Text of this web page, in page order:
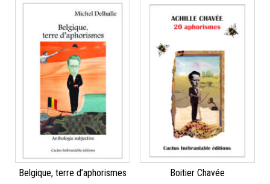
Belgique, terre d’aphorismes Boitier Chavée